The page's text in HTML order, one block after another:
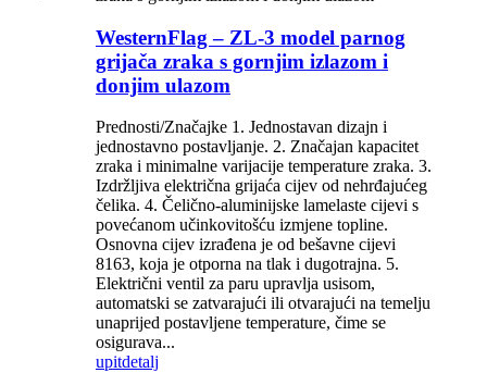
WesternFlag – ZL-3 model parnog
grijača zraka s gornjim izlazom i
donjim ulazom
Prednosti/Značajke 1. Jednostavan dizajn i
jednostavno postavljanje. 2. Značajan kapacitet
zraka i minimalne varijacije temperature zraka. 3.
Izdržljiva električna grijaća cijev od nehrđajućeg
čelika. 4. Čelično-aluminijske lamelaste cijevi s
povećanom učinkovitošću izmjene topline.
Osnovna cijev izrađena je od bešavne cijevi
8163, koja je otporna na tlak i dugotrajna. 5.
Električni ventil za paru upravlja usisom,
automatski se zatvarajući ili otvarajući na temelju
unaprijed postavljene temperature, čime se
osigurava...
upitdetalj